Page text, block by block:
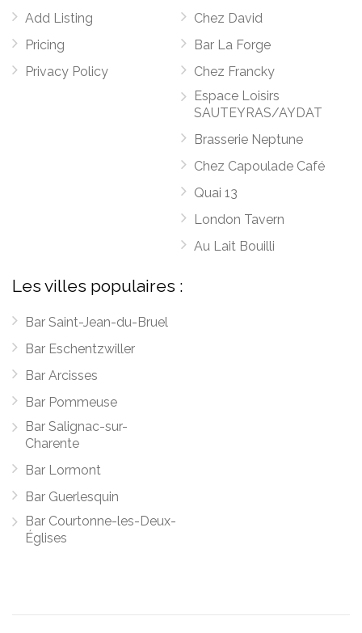
Add Listing
Pricing
Privacy Policy
Chez David
Bar La Forge
Chez Francky
Espace Loisirs
SAUTEYRAS/AYDAT
Brasserie Neptune
Chez Capoulade Café
Quai 13
London Tavern
Au Lait Bouilli
Les villes populaires :
Bar Saint-Jean-du-Bruel
Bar Eschentzwiller
Bar Arcisses
Bar Pommeuse
Bar Salignac-sur-
Charente
Bar Lormont
Bar Guerlesquin
Bar Courtonne-les-Deux-
Églises